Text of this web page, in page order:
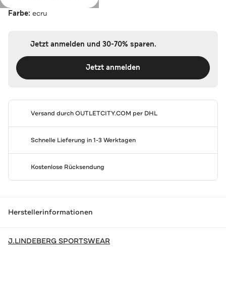
Farbe: ecru
Jetzt anmelden und 30-70% sparen.
Jetzt anmelden
Versand durchOUTLETCITY.COM per DHL
Schnelle Lieferung in 1-3 Werktagen
Kostenlose Rücksendung
Herstellerinformationen
J.LINDEBERG SPORTSWEAR